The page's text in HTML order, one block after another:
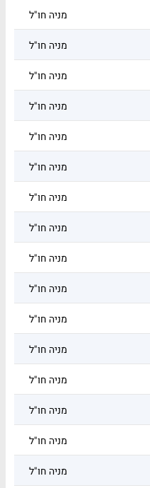
מניה חו"ל
מניה חו"ל
מניה חו"ל
מניה חו"ל
מניה חו"ל
מניה חו"ל
מניה חו"ל
מניה חו"ל
מניה חו"ל
מניה חו"ל
מניה חו"ל
מניה חו"ל
מניה חו"ל
מניה חו"ל
מניה חו"ל
מניה חו"ל